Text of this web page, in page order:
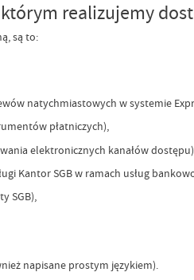
realizujemy
są to:
natychmiastowych w systemie
płatniczych),
elektronicznych kanałów dostępu),
Kantor SGB w ramach usług
SGB),
napisane prostym językiem).